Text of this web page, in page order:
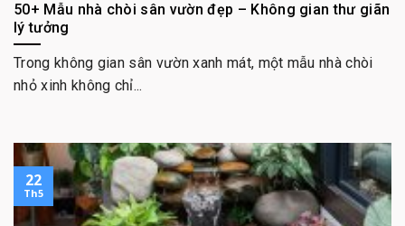
50+ Mẫu nhà chòi sân vườn đẹp – Không gian thư giãn
lý tưởng
Trong không gian sân vườn xanh mát, một mẫu nhà chòi
nhỏ xinh không chỉ...
22
Th5